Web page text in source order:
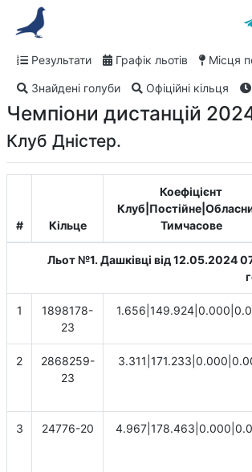
Результати Графік льотів Місця
Знайдені голуби Офіційні кільця
Чемпіони дистанцій
Клуб Дністер.
# Кільце
Коефіцієнт
Тимчасове
Льот №1. Дашківці від 12.05.2024
1
1898178-
23
2
2868259-
23
3 24776-20